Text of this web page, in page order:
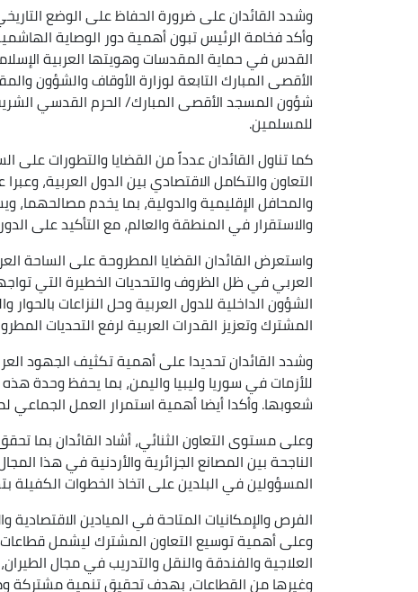
وشدد القائدان على ضرورة الحفاظ على الوضع
وأكد فخامة الرئيس تبون أهمية دور الوصاية
القدس في حماية المقدسات وهويتها العربية
الأقصى المبارك التابعة لوزارة الأوقاف والشؤون
شؤون المسجد الأقصى المبارك/ الحرم القدسي
للمسلمين.
كما تناول القائدان عدداً من القضايا والتطورات على
التعاون والتكامل الاقتصادي بين الدول العربية،
والمحافل الإقليمية والدولية، بما يخدم
والاستقرار في المنطقة والعالم، مع التأكيد على
واستعرض القائدان القضايا المطروحة على الساحة
العربي في ظل الظروف والتحديات الخطيرة التي
الشؤون الداخلية للدول العربية وحل النزاعات
المشترك وتعزيز القدرات العربية لرفع التحديات
وشدد القائدان تحديدا على أهمية تكثيف الجهود
للأزمات في سوريا وليبيا واليمن، بما يحفظ وحدة
شعوبها. وأكدا أيضا أهمية استمرار العمل الجماعي
وعلى مستوى التعاون الثنائي، أشاد القائدان بما
الناجحة بين المصانع الجزائرية والأردنية في هذا
المسؤولين في البلدين على اتخاذ الخطوات
الفرص والإمكانيات المتاحة في الميادين الاقتصادية
وعلى أهمية توسيع التعاون المشترك ليشمل قطاعات
العلاجية والفندقة والنقل والتدريب في مجال
وغيرها من القطاعات، بهدف تحقيق تنمية مشتركة